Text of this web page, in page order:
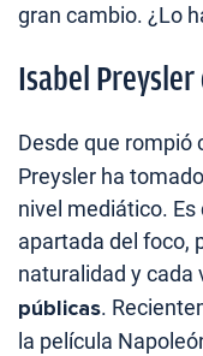
gran cambio. ¿Lo
Isabel
Desde que rompió
Preysler ha
nivel mediático.
apartada del foco,
naturalidad y cada
públicas.
la película